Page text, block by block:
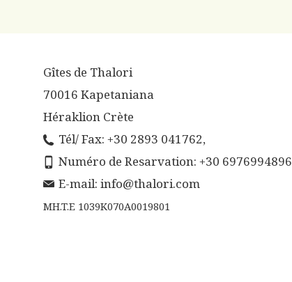
Gîtes de Thalori
70016 Kapetaniana
Héraklion Crète
Tél/ Fax: +30 2893 041762,
Numéro de Resarvation: +30 6976994896
E-mail: info@thalori.com
MH.T.E 1039K070A0019801